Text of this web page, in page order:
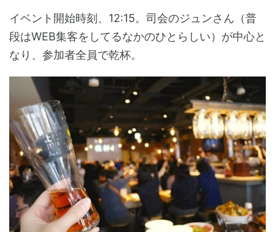
イベント開始時刻、12:15。司会のジュンさん（普
段はWEB集客をしてるなかのひとらしい）が中心と
なり、参加者全員で乾杯。